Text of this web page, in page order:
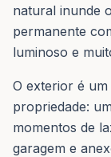
natural inunde
permanente
luminoso e
O exterior é um
propriedade:
momentos de
garagem e